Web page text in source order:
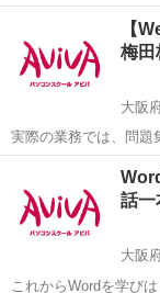
た、服の上からのマッ
なたもプチセラピス
♪ ◎見やすい写真付き
【
梅
大阪
実際の業務では、問題
ではありません。この
します。上司意図を
つけます。Excelを"使
話
大阪
これからWordを学び